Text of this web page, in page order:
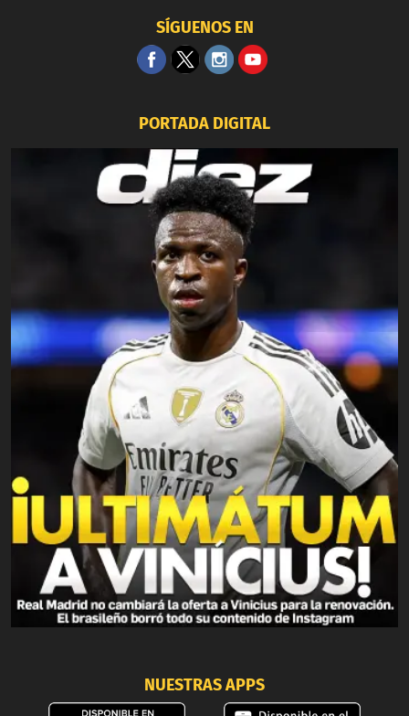
SÍGUENOS EN
PORTADA DIGITAL
NUESTRAS APPS